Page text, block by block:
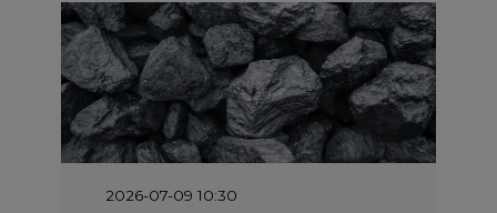
2026-07-09 10:30